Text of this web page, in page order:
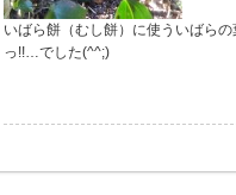
いばら餅（むし餅）に使ういばら
っ!!…でした(^^;)